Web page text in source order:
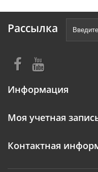
Рассылка
Информация
Моя учетная
Контактная